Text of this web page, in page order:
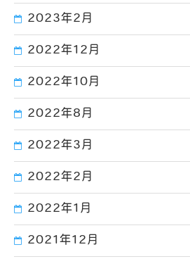
2023年2月
2022年12月
2022年10月
2022年8月
2022年3月
2022年2月
2022年1月
2021年12月